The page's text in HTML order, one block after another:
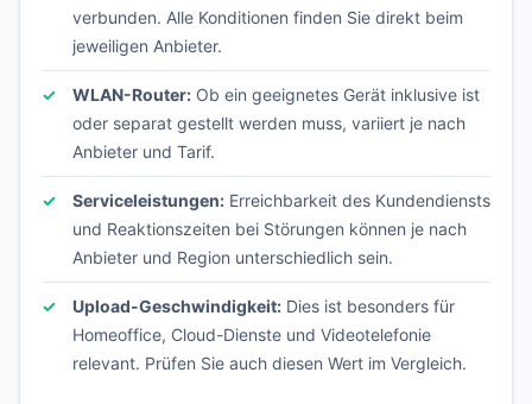
verbunden. Alle Konditionen finden Sie direkt beim
jeweiligen Anbieter.
WLAN-Router: Ob ein geeignetes Gerät inklusive ist
oder separat gestellt werden muss, variiert je nach
Anbieter und Tarif.
Serviceleistungen: Erreichbarkeit des Kundendiensts
und Reaktionszeiten bei Störungen können je nach
Anbieter und Region unterschiedlich sein.
Upload-Geschwindigkeit: Dies ist besonders für
Homeoffice, Cloud-Dienste und Videotelefonie
relevant. Prüfen Sie auch diesen Wert im Vergleich.